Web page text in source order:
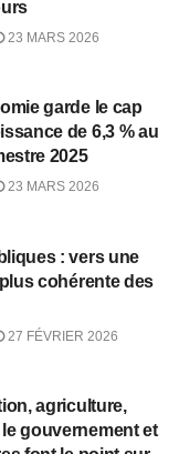
23 MARS 2026
garde le cap
de 6,3 % au
2025
23 MARS 2026
: vers une
cohérente des
27 FÉVRIER 2026
agriculture,
gouvernement et